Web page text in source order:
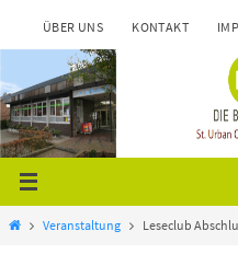
Inhalt
springen
ÜBER UNS KONTAKT
StartVeranstaltung Leseclub